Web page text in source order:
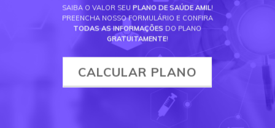
SAIBA O VALOR SEU PLANO DE SAÚDE AMIL!
PREENCHA NOSSO FORMULÁRIO E CONFIRA
TODAS AS INFORMAÇÕES DO PLANO
GRATUITAMENTE!
CALCULAR PLANO